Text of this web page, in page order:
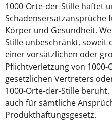
1000-Orte-der-Stille haftet
Schadensersatzansprüche
Körper und Gesundheit.
Stille unbeschränkt, soweit
einer vorsätzlichen oder
Pflichtverletzung von
gesetzlichen Vertreters
1000-Orte-der-Stille
auch für sämtliche
Produkthaftungsgesetz.